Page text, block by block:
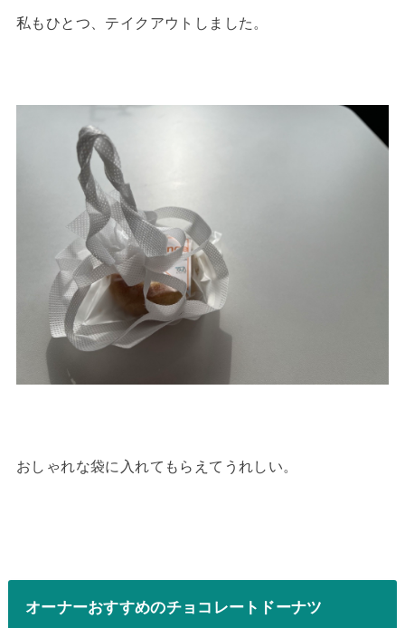
私もひとつ、テイクアウトしました。
おしゃれな袋に入れてもらえてうれしい。
オーナーおすすめのチョコレートドーナツ